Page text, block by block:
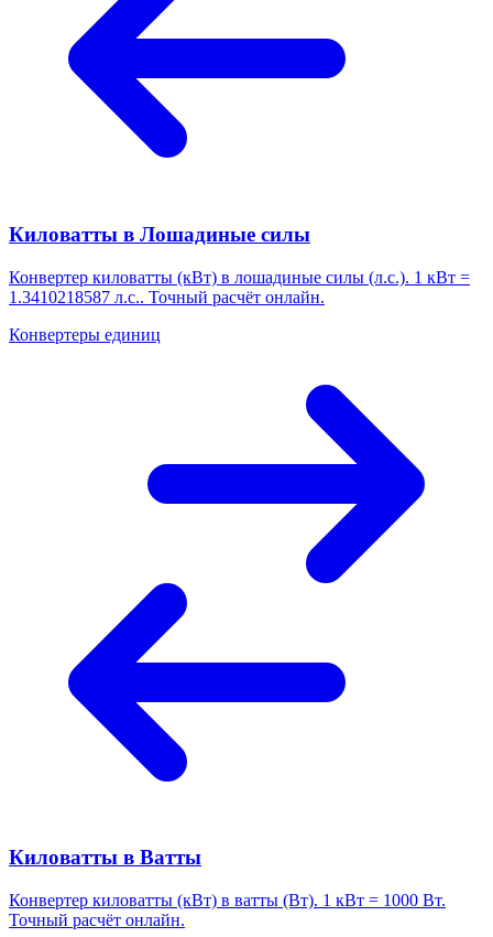
Киловатты в Лошадиные силы
Конвертер киловатты (кВт) в лошадиные силы (л.с.). 1 кВт =
1.3410218587 л.с.. Точный расчёт онлайн.
Конвертеры единиц
Киловатты в Ватты
Конвертер киловатты (кВт) в ватты (Вт). 1 кВт = 1000 Вт.
Точный расчёт онлайн.